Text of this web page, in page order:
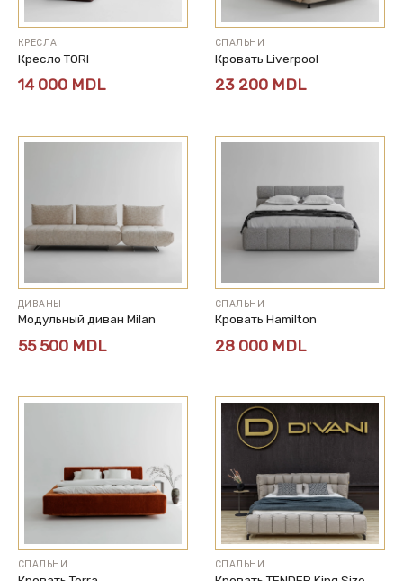
КРЕСЛА
Кресло TORI
14 000 MDL
СПАЛЬНИ
Кровать Liverpool
23 200 MDL
ДИВАНЫ
Модульный диван Milan
55 500 MDL
СПАЛЬНИ
Кровать Hamilton
28 000 MDL
СПАЛЬНИ СПАЛЬНИ